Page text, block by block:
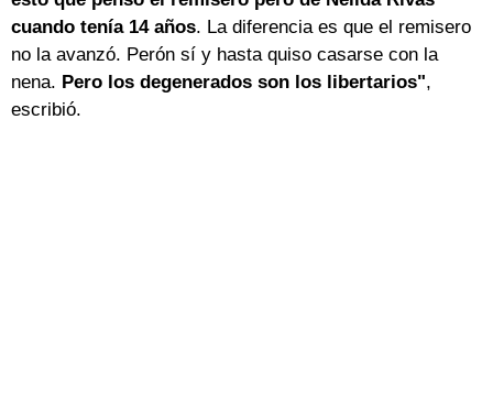
cuando tenía 14 años. La diferencia es que el remisero
no la avanzó. Perón sí y hasta quiso casarse con la
nena. Pero los degenerados son los libertarios",
escribió.